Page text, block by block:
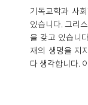
기독교학과 사
있습니다. 그리
을 갖고 있습니
재의 생명을 지
다 생각합니다.